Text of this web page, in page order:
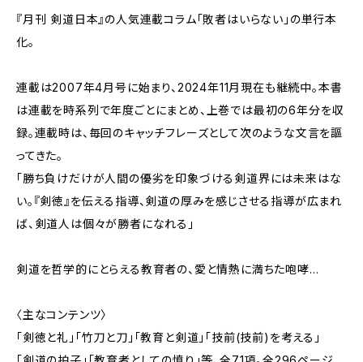
『月刊 剣道日本』の人気連載コラム「敗者はいらない」の単行本
化。
連載は2007年4月号に始まり、2024年11月現在も継続中。本書
は連載を時系列で年度ごとにまとめ、上巻では最初の6年分を収
録。連載時は、毎回のキャッチフレーズとして次のような文言を謳
ってきた。
「勝ち負けだけが人間の優劣を印象づける剣道界には未来はな
い。『剣徳』を伝える指導、剣道の厚みを感じさせる指導が広まれ
ば、剣道人は個々が勝者になれる」
剣道を哲学的にとらえる教育者の、愛と情熱に満ちた咆哮…
〈主なコンテンツ〉
「剣徳と礼」「竹刀と刀」「教育と剣道」「技前(技前)を考える」